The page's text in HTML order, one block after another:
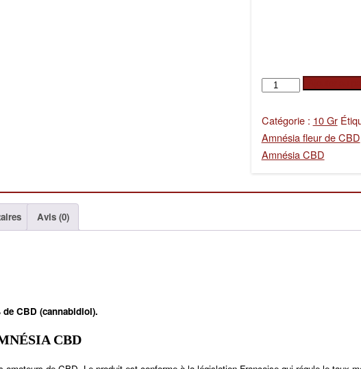
quantité
AMNÉSIA
CBD
-
Catégorie : 10 Gr
Amnésia fleur de CBD
Amnésia CBD
Avis (0)
de CBD (cannabidiol).
CBD